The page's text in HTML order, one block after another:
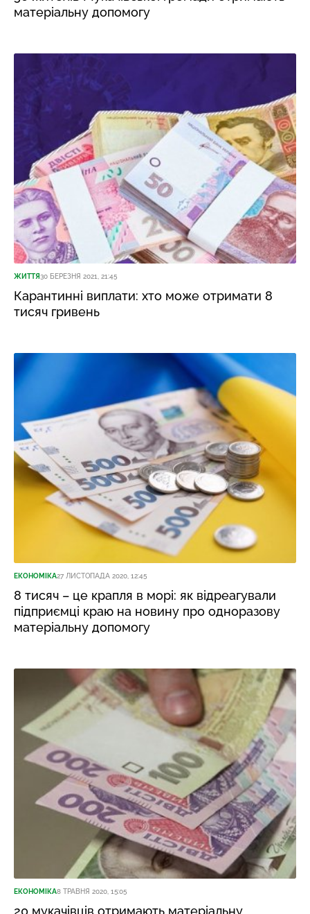
матеріальну допомогу
ЖИТТЯ30 БЕРЕЗНЯ 2021, 21:45
Карантинні виплати: хто може отримати 8
тисяч гривень
ЕКОНОМІКА27 ЛИСТОПАДА 2020, 12:45
8 тисяч – це крапля в морі: як відреагували
підприємці краю на новину про одноразову
матеріальну допомогу
ЕКОНОМІКА8 ТРАВНЯ 2020, 15:05
20 мукачівців отримають матеріальну